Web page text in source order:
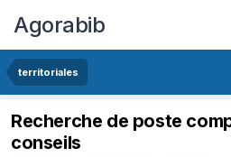
Agorabib
territoriales
Recherche de poste
conseils